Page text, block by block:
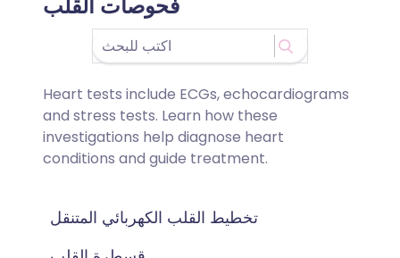
Heart tests include ECGs, echocardiograms
and stress tests. Learn how these
investigations help diagnose heart
conditions and guide treatment.
تخطيط القلب الكهربائي المتنقل